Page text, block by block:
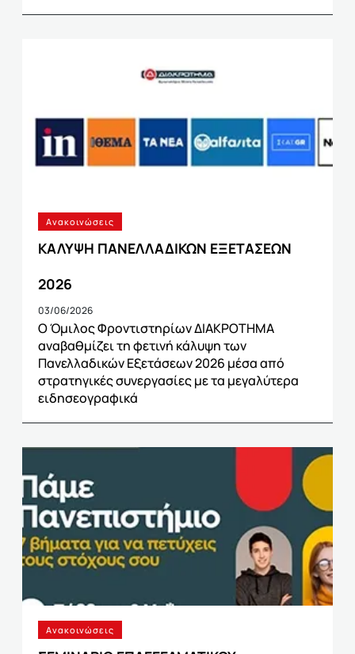
Ανακοινώσεις
ΚΑΛΥΨΗ ΠΑΝΕΛΛΑΔΙΚΩΝ ΕΞΕΤΑΣΕΩΝ
2026
03/06/2026
Ο Όμιλος Φροντιστηρίων ΔΙΑΚΡΟΤΗΜΑ
αναβαθμίζει τη φετινή κάλυψη των
Πανελλαδικών Εξετάσεων 2026 μέσα από
στρατηγικές συνεργασίες με τα μεγαλύτερα
ειδησεογραφικά
Ανακοινώσεις